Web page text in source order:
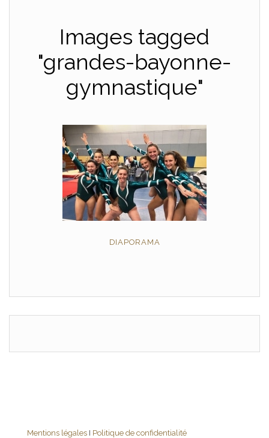
Images tagged
"grandes-bayonne-
gymnastique"
DIAPORAMA
Mentions légales I Politique de confidentialité